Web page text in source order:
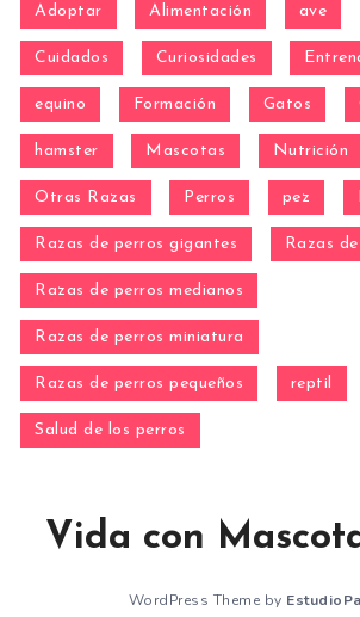
Adoptar Alimentación ave
Cuidados Curiosidades
equino Formación Gatos
hamster Mascotas Nutrición
Otras Razas Perros pez
Razas de perros gigantes Razas
Razas de perros medianos
Razas de perros miniatura
Razas de perros pequeños reptil
Salud de los perros
Vida con
WordPress Theme by